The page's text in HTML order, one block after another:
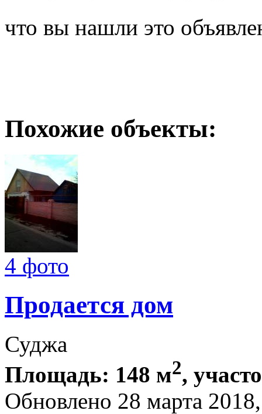
что вы нашли это
Похожие объекты:
4 фото
Продается дом
Суджа
Площадь: 148 м2,
Обновлено 28 марта